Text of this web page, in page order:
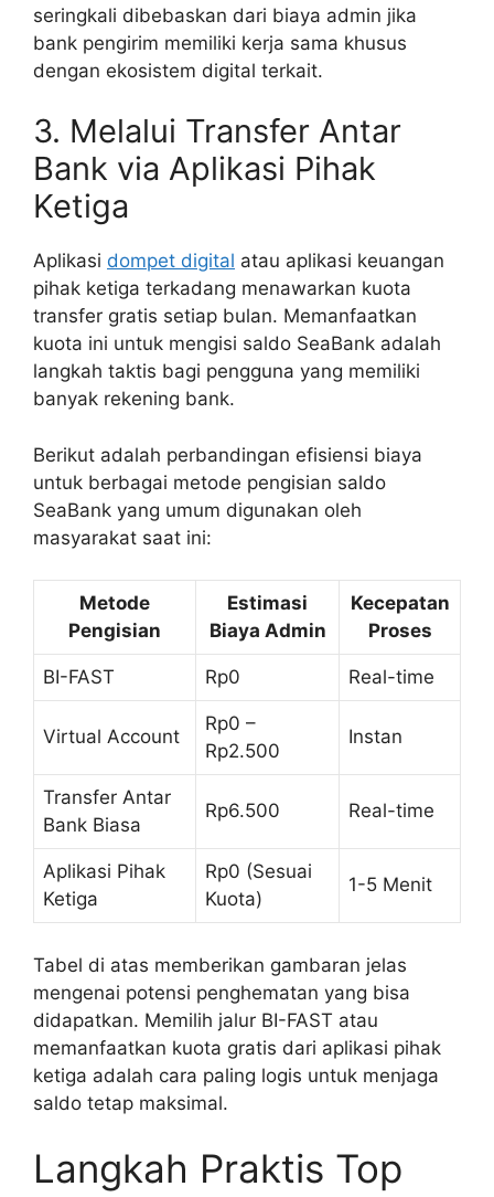
seringkali dibebaskan dari biaya admin jika
bank pengirim memiliki kerja sama khusus
dengan ekosistem digital terkait.
3. Melalui Transfer Antar
Bank via Aplikasi Pihak
Ketiga
Aplikasi dompet digital atau aplikasi keuangan
pihak ketiga terkadang menawarkan kuota
transfer gratis setiap bulan. Memanfaatkan
kuota ini untuk mengisi saldo SeaBank adalah
langkah taktis bagi pengguna yang memiliki
banyak rekening bank.
Berikut adalah perbandingan efisiensi biaya
untuk berbagai metode pengisian saldo
SeaBank yang umum digunakan oleh
masyarakat saat ini:
Metode
Pengisian
Estimasi
Biaya Admin
Kecepatan
Proses
BI-FAST Rp0 Real-time
Virtual Account
Rp0 –
Rp2.500
Instan
Transfer Antar
Bank Biasa
Rp6.500 Real-time
Aplikasi Pihak
Ketiga
Rp0 (Sesuai
Kuota)
1-5 Menit
Tabel di atas memberikan gambaran jelas
mengenai potensi penghematan yang bisa
didapatkan. Memilih jalur BI-FAST atau
memanfaatkan kuota gratis dari aplikasi pihak
ketiga adalah cara paling logis untuk menjaga
saldo tetap maksimal.
Langkah Praktis Top